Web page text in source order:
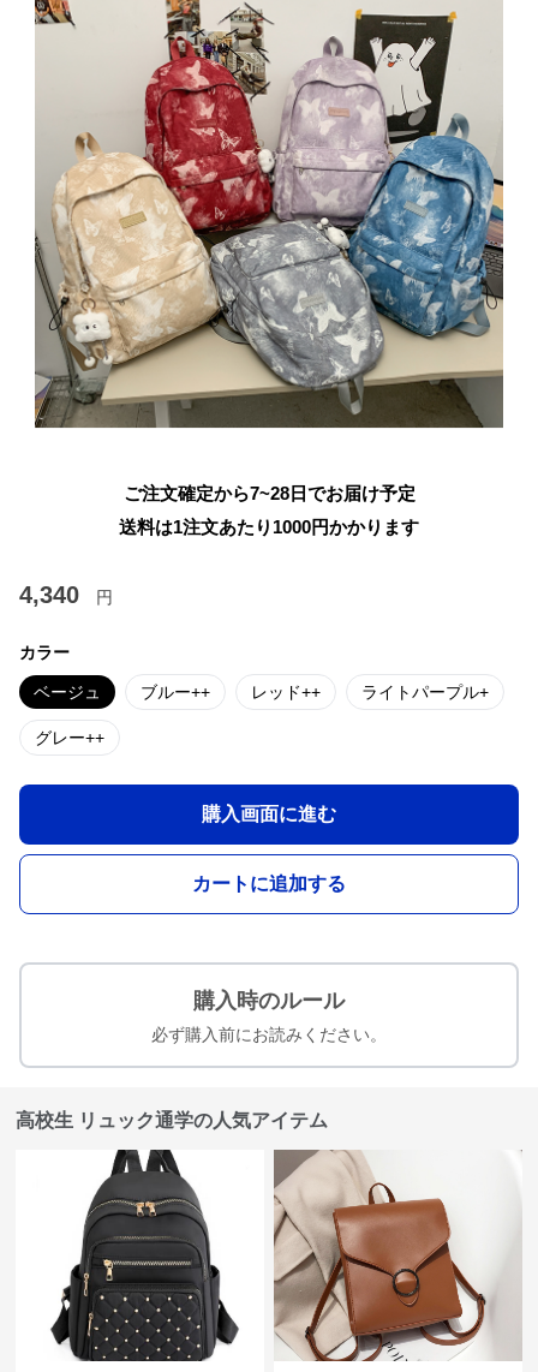
ご注文確定から7~28日でお届け予定
送料は1注文あたり 1000円かかります
4,340 円
カラー
ベージュ ブルー++ レッド++ ライトパープル+
グレー++
購入画面に進む
カートに追加する
購入時のルール
必ず購入前にお読みください。
高校生 リュック通学の人気アイテム